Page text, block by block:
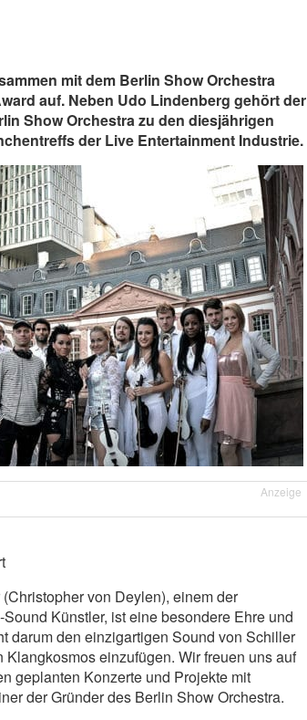
mit dem Berlin Show Orchestra
auf. Neben Udo Lindenberg gehört der
Show Orchestra zu den diesjährigen
der Live Entertainment Industrie.
Anzeige
von Deylen), einem der
Künstler, ist eine besondere Ehre und
darum den einzigartigen Sound von Schiller
einzufügen. Wir freuen uns auf
geplanten Konzerte und Projekte mit
der Gründer des Berlin Show Orchestra.